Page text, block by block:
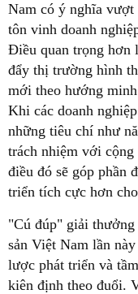
Nam có ý nghĩa vượt
tôn vinh doanh
Điều quan trọng hơn
đẩy thị trường hình
mới theo hướng
Khi các doanh
những tiêu chí như
trách nhiệm với
điều đó sẽ góp phần
triển tích cực hơn
"Cú đúp" giải
sản Việt Nam lần
lược phát triển và
kiên định theo đuổi.